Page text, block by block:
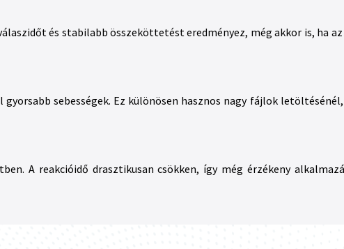
és stabilabb összeköttetést eredményez, még akkor is, ha
sebességek. Ez különösen hasznos nagy fájlok
A reakcióidő drasztikusan csökken, így még érzékeny